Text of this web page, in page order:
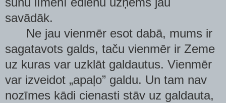
savādāk.
Ne jau vienmēr esot dabā, mums ir
sagatavots galds, taču vienmēr ir Zeme
uz kuras var uzklāt galdautus. Vienmēr
var izveidot „apaļo” galdu. Un tam nav
nozīmes kādi cienasti stāv uz galdauta,